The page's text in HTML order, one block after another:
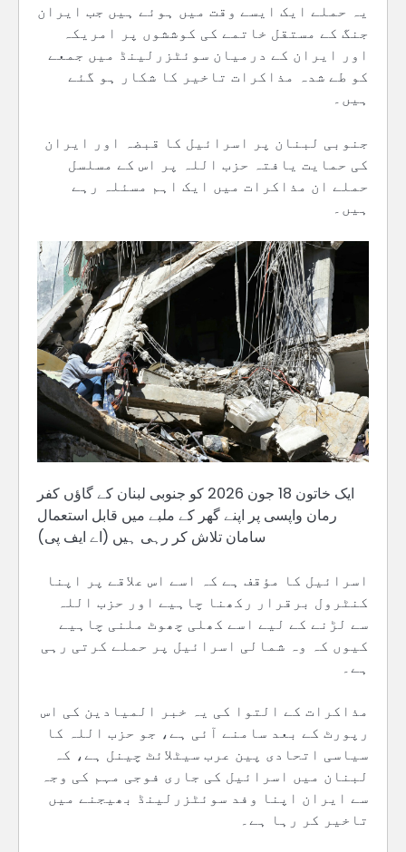
یہ حملے ایک ایسے وقت میں ہوئے ہیں جب ایران
جنگ کے مستقل خاتمے کی کوششوں پر امریکہ
اور ایران کے درمیان سوئٹزرلینڈ میں جمعے
کو طے شدہ مذاکرات تاخیر کا شکار ہو گئے
ہیں۔
جنوبی لبنان پر اسرائیل کا قبضہ اور ایران
کی حمایت یافتہ حزب اللہ پر اس کے مسلسل
حملے ان مذاکرات میں ایک اہم مسئلہ رہے
ہیں۔
ایک خاتون 18 جون 2026 کو جنوبی لبنان کے گاؤں کفر
رمان واپسی پر اپنے گھر کے ملبے میں قابل استعمال
سامان تلاش کر رہی ہیں (اے ایف پی)
اسرائیل کا مؤقف ہے کہ اسے اس علاقے پر اپنا
کنٹرول برقرار رکھنا چاہیے اور حزب اللہ
سے لڑنے کے لیے اسے کھلی چھوٹ ملنی چاہیے
کیوں کہ وہ شمالی اسرائیل پر حملے کرتی رہی
ہے۔
مذاکرات کے التوا کی یہ خبر المیادین کی اس
رپورٹ کے بعد سامنے آئی ہے، جو حزب اللہ کا
سیاسی اتحادی پین عرب سیٹلائٹ چینل ہے، کہ
لبنان میں اسرائیل کی جاری فوجی مہم کی وجہ
سے ایران اپنا وفد سوئٹزرلینڈ بھیجنے میں
تاخیر کر رہا ہے۔